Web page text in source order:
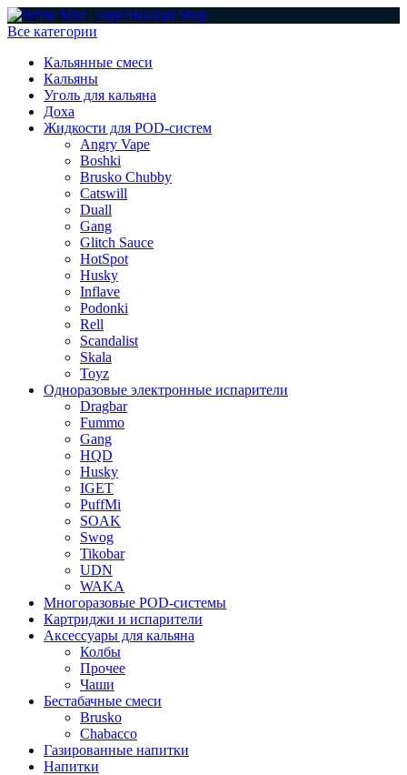
Все категории
Кальянные смеси
Кальяны
Уголь для кальяна
Доха
Жидкости для POD-систем
Angry Vape
Boshki
Brusko Chubby
Catswill
Duall
Gang
Glitch Sauce
HotSpot
Husky
Inflave
Podonki
Rell
Scandalist
Skala
Toyz
Одноразовые электронные испарители
Dragbar
Fummo
Gang
HQD
Husky
IGET
PuffMi
SOAK
Swog
Tikobar
UDN
WAKA
Многоразовые POD-системы
Картриджи и испарители
Аксессуары для кальяна
Колбы
Прочее
Чаши
Бестабачные смеси
Brusko
Chabacco
Газированные напитки
Напитки